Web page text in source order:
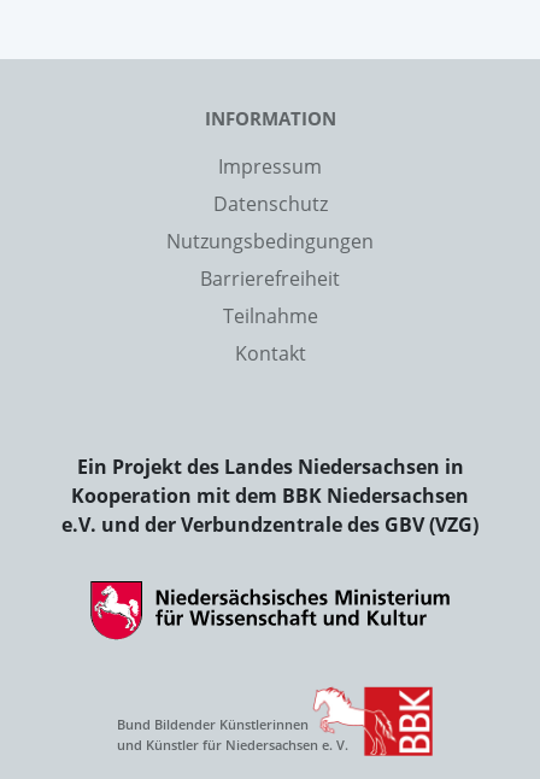
INFORMATION
Impressum
Datenschutz
Nutzungsbedingungen
Barrierefreiheit
Teilnahme
Kontakt
Ein Projekt des Landes Niedersachsen in
Kooperation mit dem BBK Niedersachsen
e.V. und der Verbundzentrale des GBV (VZG)
Bund Bildender Künstlerinnen
und Künstler für Niedersachsen e. V.